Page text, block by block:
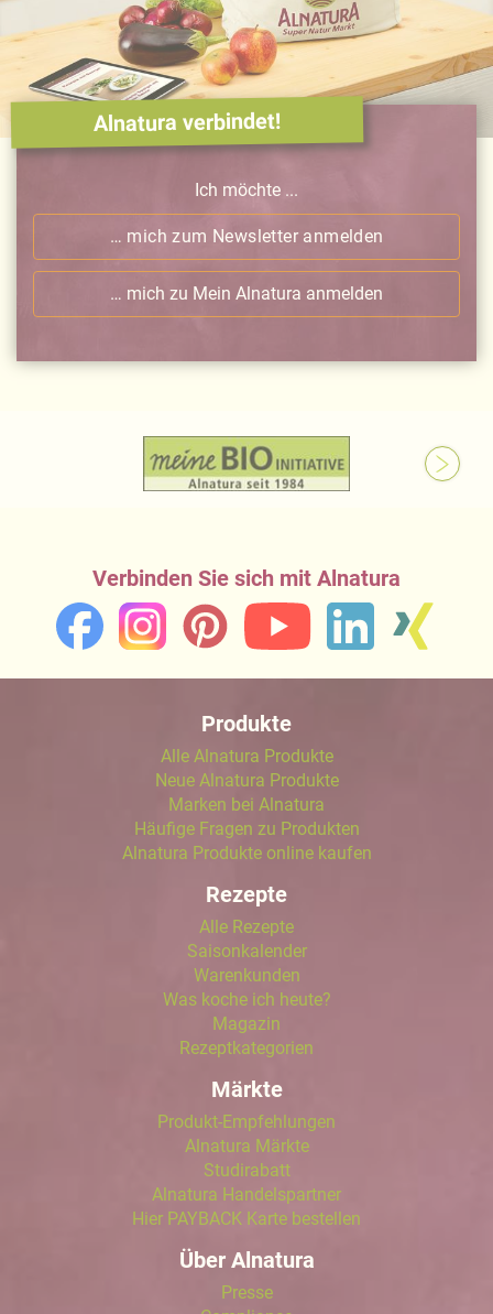
Alnatura verbindet!
Ich möchte ...
… mich zum Newsletter anmelden
… mich zu Mein Alnatura anmelden
Verbinden Sie sich mit Alnatura
Produkte
Alle Alnatura Produkte
Neue Alnatura Produkte
Marken bei Alnatura
Häufige Fragen zu Produkten
Alnatura Produkte online kaufen
Rezepte
Alle Rezepte
Saisonkalender
Warenkunden
Was koche ich heute?
Magazin
Rezeptkategorien
Märkte
Produkt-Empfehlungen
Alnatura Märkte
Studirabatt
Alnatura Handelspartner
Hier PAYBACK Karte bestellen
Über Alnatura
Presse